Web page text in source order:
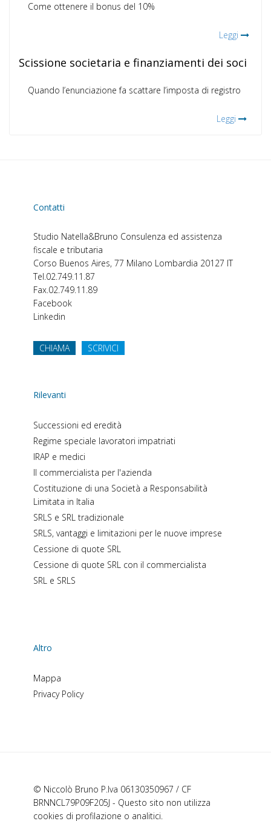
Come ottenere il bonus del 10%
Leggi
Scissione societaria e finanziamenti dei soci
Quando l’enunciazione fa scattare l’imposta di registro
Leggi
Contatti
Studio Natella&Bruno Consulenza ed assistenza
fiscale e tributaria
Corso Buenos Aires, 77 Milano Lombardia 20127 IT
Tel.02.749.11.87
Fax.02.749.11.89
Facebook
Linkedin
CHIAMA SCRIVICI
Rilevanti
Successioni ed eredità
Regime speciale lavoratori impatriati
IRAP e medici
Il commercialista per l'azienda
Costituzione di una Società a Responsabilità
Limitata in Italia
SRLS e SRL tradizionale
SRLS, vantaggi e limitazioni per le nuove imprese
Cessione di quote SRL
Cessione di quote SRL con il commercialista
SRL e SRLS
Altro
Mappa
Privacy Policy
© Niccolò Bruno P.Iva 06130350967 / CF
BRNNCL79P09F205J - Questo sito non utilizza
cookies di profilazione o analitici.